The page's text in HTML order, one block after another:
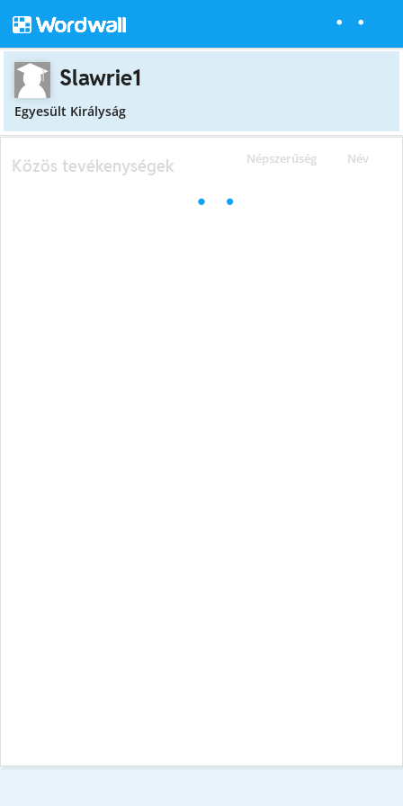
Slawrie1
Egyesült Királyság
Népszerűség Név
Közös tevékenységek